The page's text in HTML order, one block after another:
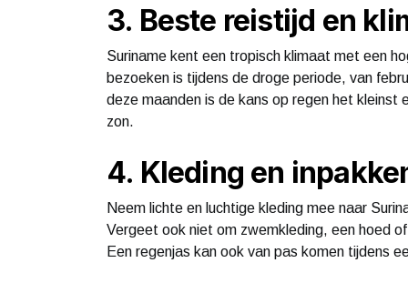
3. Beste reistijd en
Suriname kent een tropisch klimaat met een
bezoeken is tijdens de droge periode, van
deze maanden is de kans op regen het kleinst
zon.
4. Kleding en
Neem lichte en luchtige kleding mee naar
Vergeet ook niet om zwemkleding, een hoed
Een regenjas kan ook van pas komen tijdens